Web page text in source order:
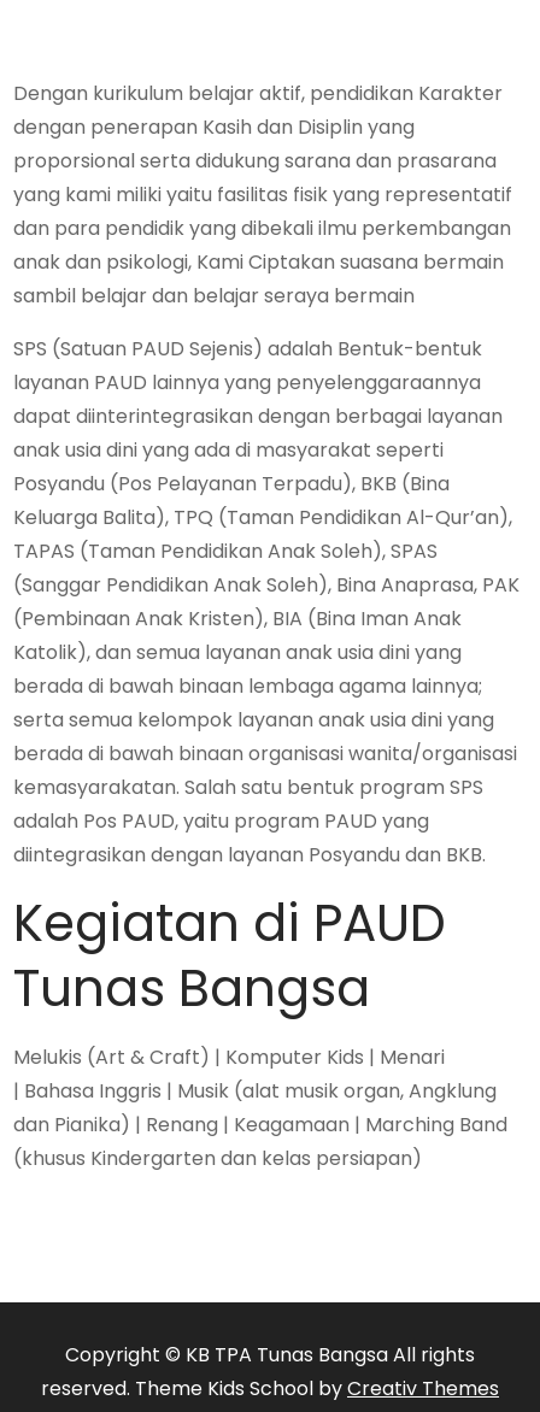
Dengan kurikulum belajar aktif, pendidikan Karakter
dengan penerapan Kasih dan Disiplin yang
proporsional serta didukung sarana dan prasarana
yang kami miliki yaitu fasilitas fisik yang representatif
dan para pendidik yang dibekali ilmu perkembangan
anak dan psikologi, Kami Ciptakan suasana bermain
sambil belajar dan belajar seraya bermain
SPS (Satuan PAUD Sejenis) adalah Bentuk-bentuk
layanan PAUD lainnya yang penyelenggaraannya
dapat diinterintegrasikan dengan berbagai layanan
anak usia dini yang ada di masyarakat seperti
Posyandu (Pos Pelayanan Terpadu), BKB (Bina
Keluarga Balita), TPQ (Taman Pendidikan Al-Qur’an),
TAPAS (Taman Pendidikan Anak Soleh), SPAS
(Sanggar Pendidikan Anak Soleh), Bina Anaprasa, PAK
(Pembinaan Anak Kristen), BIA (Bina Iman Anak
Katolik), dan semua layanan anak usia dini yang
berada di bawah binaan lembaga agama lainnya;
serta semua kelompok layanan anak usia dini yang
berada di bawah binaan organisasi wanita/organisasi
kemasyarakatan. Salah satu bentuk program SPS
adalah Pos PAUD, yaitu program PAUD yang
diintegrasikan dengan layanan Posyandu dan BKB.
Kegiatan di PAUD
Tunas Bangsa
Melukis (Art & Craft) | Komputer Kids | Menari
| Bahasa Inggris | Musik (alat musik organ, Angklung
dan Pianika) | Renang | Keagamaan | Marching Band
(khusus Kindergarten dan kelas persiapan)
Copyright © KB TPA Tunas Bangsa All rights
reserved. Theme Kids School byCreativ Themes